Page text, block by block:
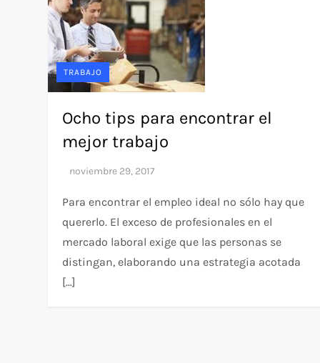
TRABAJO
Ocho tips para encontrar el
mejor trabajo
Para encontrar el empleo ideal no sólo hay que
quererlo. El exceso de profesionales en el
mercado laboral exige que las personas se
distingan, elaborando una estrategia acotada
[…]